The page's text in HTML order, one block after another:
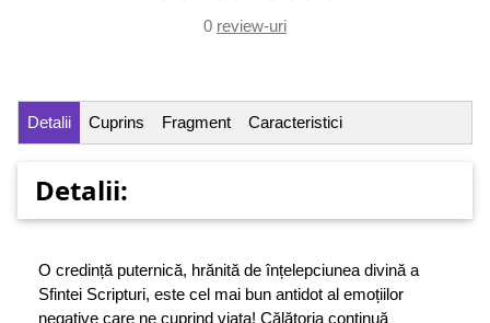
0 review-uri
Detalii Cuprins Fragment Caracteristici
Detalii:
O credință puternică, hrănită de înțelepciunea divină a
Sfintei Scripturi, este cel mai bun antidot al emoțiilor
negative care ne cuprind viața! Călătoria continuă